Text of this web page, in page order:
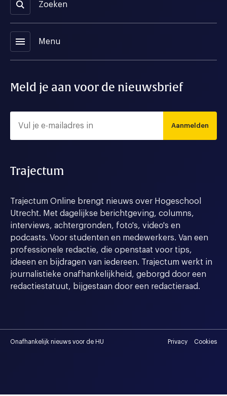
Zoeken
menu Menu
Meld je aan voor de nieuwsbrief
Aanmelden
Trajectum
Trajectum Online brengt nieuws over Hogeschool
Utrecht. Met dagelijkse berichtgeving, columns,
interviews, achtergronden, foto's, video's en
podcasts. Voor studenten en medewerkers. Van een
professionele redactie, die openstaat voor tips,
ideeen en bijdragen van iedereen. Trajectum werkt in
journalistieke onafhankelijkheid, geborgd door een
redactiestatuut, bijgestaan door een redactieraad.
Onafhankelijk nieuws voor de HU Privacy Cookies